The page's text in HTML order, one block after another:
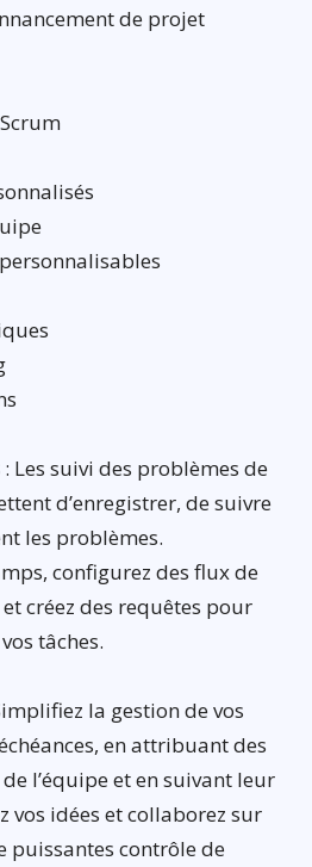
de projet
: Les suivi des problèmes de
d’enregistrer, de suivre
les problèmes.
configurez des flux de
créez des requêtes pour
tâches.
la gestion de vos
en attribuant des
l’équipe et en suivant leur
vos idées et collaborez sur
puissantes contrôle de